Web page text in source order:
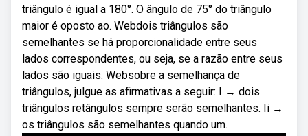
triângulo é igual a 180°. O ângulo de 75° do triângulo
maior é oposto ao. Webdois triângulos são
semelhantes se há proporcionalidade entre seus
lados correspondentes, ou seja, se a razão entre seus
lados são iguais. Websobre a semelhança de
triângulos, julgue as afirmativas a seguir: I → dois
triângulos retângulos sempre serão semelhantes. Ii →
os triângulos são semelhantes quando um.